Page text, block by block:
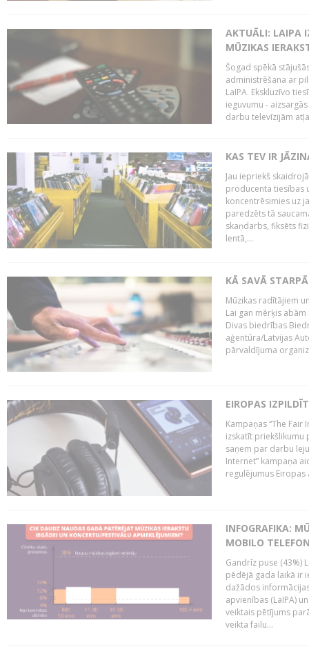
AKTUĀLI: LAIPA
MŪZIKAS
Šogad spēkā
administrēšana ar
LaIPA. Ekskluzīvo
ieguvumu -
darbu televīzijām
KAS TEV IR
Jau iepriekš
producenta tiesības
koncentrēsimies uz
paredzēts tā
skaņdarbs, fiksēts
lentā,...
KĀ SAVĀ
Mūzikas radītājiem
Lai gan mērķis
Divas biedrības
aģentūra/Latvijas
pārvaldījuma
EIROPAS
Kampaņas “The
izskatīt priekšlikumu
saņem par darbu
Internet” kampaņa
regulējumus
INFOGRAFIKA:
MOBILO
Gandrīz puse (43%)
pēdējā gada laikā ir
dažādos
apvienības (LaIPA)
veiktais pētījums
veikta failu...